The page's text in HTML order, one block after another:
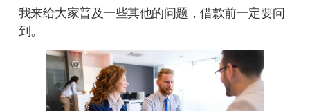
我来给大家普及一些其他的问题，借款前一定要问
到。